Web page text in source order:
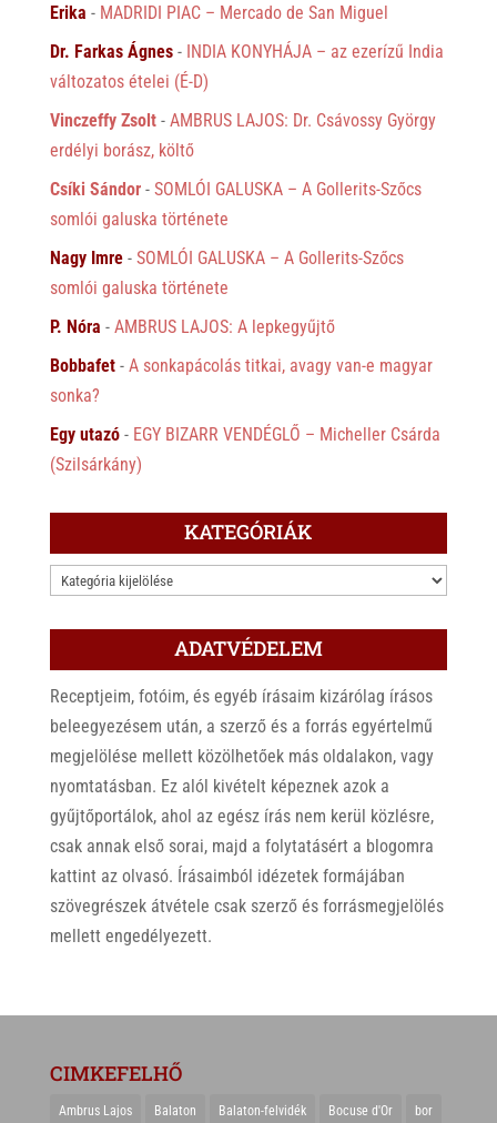
Erika - MADRIDI PIAC – Mercado de San Miguel
Dr. Farkas Ágnes- INDIA KONYHÁJA – az ezerízű India
változatos ételei (É-D)
Vinczeffy Zsolt- AMBRUS LAJOS: Dr. Csávossy György
erdélyi borász, költő
Csíki Sándor- SOMLÓI GALUSKA – A Gollerits-Szőcs
somlói galuska története
Nagy Imre- SOMLÓI GALUSKA – A Gollerits-Szőcs
somlói galuska története
P. Nóra - AMBRUS LAJOS: A lepkegyűjtő
Bobbafet- A sonkapácolás titkai, avagy van-e magyar
sonka?
Egy utazó- EGY BIZARR VENDÉGLŐ – Micheller Csárda
(Szilsárkány)
KATEGÓRIÁK
KATEGÓRIÁK
ADATVÉDELEM
Receptjeim, fotóim, és egyéb írásaim kizárólag írásos
beleegyezésem után, a szerző és a forrás egyértelmű
megjelölése mellett közölhetőek más oldalakon, vagy
nyomtatásban. Ez alól kivételt képeznek azok a
gyűjtőportálok, ahol az egész írás nem kerül közlésre,
csak annak első sorai, majd a folytatásért a blogomra
kattint az olvasó. Írásaimból idézetek formájában
szövegrészek átvétele csak szerző és forrásmegjelölés
mellett engedélyezett.
CIMKEFELHŐ
Ambrus Lajos Balaton Balaton-felvidék Bocuse d'Or bor